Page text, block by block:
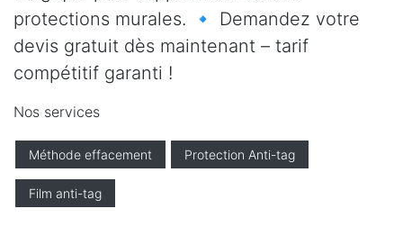
protections murales. 🔹 Demandez votre
devis gratuit dès maintenant – tarif
compétitif garanti !
Nos services
Méthode effacement Protection Anti-tag
Film anti-tag